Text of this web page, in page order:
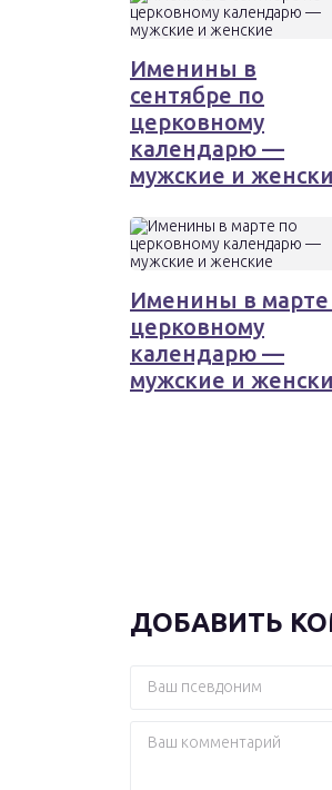
Именины в
сентябре по
церковному
календарю —
мужские и
Именины в марте
церковному
календарю —
мужские и
ДОБАВИТЬ